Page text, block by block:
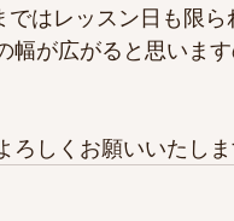
ではレッスン日も限
幅が広がると思いま
ろしくお願いいたしま